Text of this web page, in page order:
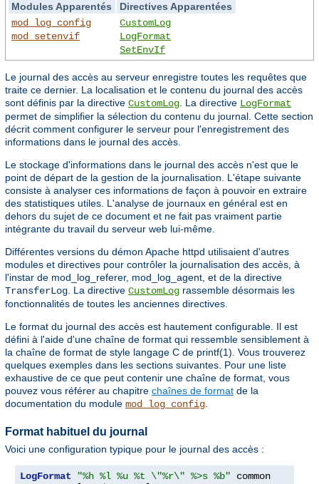
Modules Apparentés
Directives Apparentées
mod_log_config
mod_setenvif
CustomLog
LogFormat
SetEnvIf
Le journal des accès au serveur enregistre toutes les requêtes que
traite ce dernier. La localisation et le contenu du journal des accès
sont définis par la directive CustomLog . La directive LogFormat
permet de simplifier la sélection du contenu du journal. Cette section
décrit comment configurer le serveur pour l'enregistrement des
informations dans le journal des accès.
Le stockage d'informations dans le journal des accès n'est que le
point de départ de la gestion de la journalisation. L'étape suivante
consiste à analyser ces informations de façon à pouvoir en extraire
des statistiques utiles. L'analyse de journaux en général est en
dehors du sujet de ce document et ne fait pas vraiment partie
intégrante du travail du serveur web lui-même.
Différentes versions du démon Apache httpd utilisaient d'autres
modules et directives pour contrôler la journalisation des accès, à
l'instar de mod_log_referer, mod_log_agent, et de la directive
TransferLog . La directive CustomLog rassemble désormais les
fonctionnalités de toutes les anciennes directives.
Le format du journal des accès est hautement configurable. Il est
défini à l'aide d'une chaîne de format qui ressemble sensiblement à
la chaîne de format de style langage C de printf(1). Vous trouverez
quelques exemples dans les sections suivantes. Pour une liste
exhaustive de ce que peut contenir une chaîne de format, vous
pouvez vous référer au chapitre chaînes de format de la
documentation du module mod_log_config
Format habituel du journal
Voici une configuration typique pour le journal des accès :
LogFormat "%h %l %u %t \"%r\" %>s %b"